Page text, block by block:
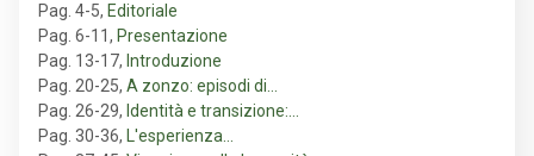
Pag. 4-5, Editoriale
Pag. 6-11, Presentazione
Pag. 13-17, Introduzione
Pag. 20-25, A zonzo: episodi di…
Pag. 26-29, Identità e transizione:…
Pag. 30-36,
L'esperienza…